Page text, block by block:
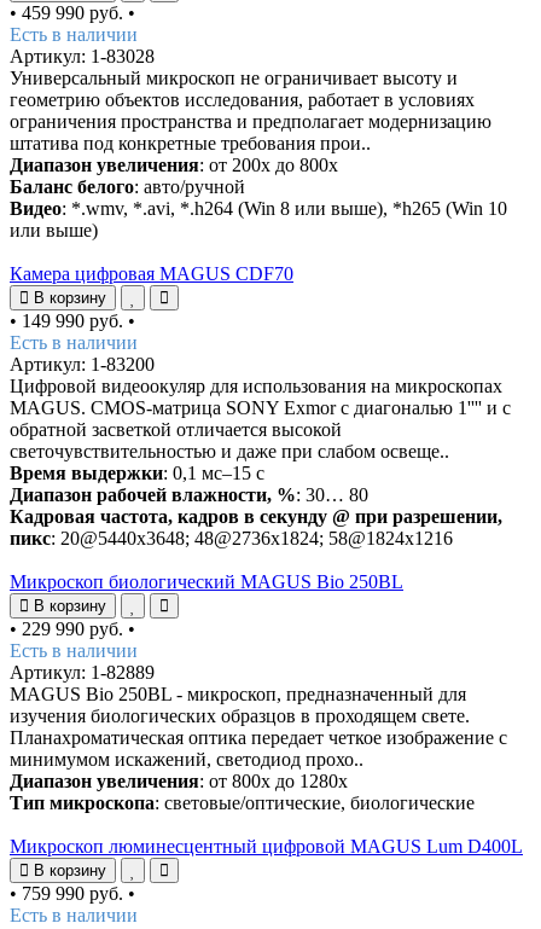
• 459 990 руб. •
Есть в наличии
Артикул: 1-83028
Универсальный микроскоп не ограничивает высоту и
геометрию объектов исследования, работает в условиях
ограничения пространства и предполагает модернизацию
штатива под конкретные требования прои..
Диапазон увеличения: от 200х до 800х
Баланс белого: авто/ручной
Видео: *.wmv, *.avi, *.h264 (Win 8 или выше), *h265 (Win 10
или выше)
Камера цифровая MAGUS CDF70
В корзину
• 149 990 руб. •
Есть в наличии
Артикул: 1-83200
Цифровой видеоокуляр для использования на микроскопах
MAGUS. CMOS-матрица SONY Exmor с диагональю 1'''' и с
обратной засветкой отличается высокой
светочувствительностью и даже при слабом освеще..
Время выдержки: 0,1 мс–15 с
Диапазон рабочей влажности, %: 30… 80
Кадровая частота, кадров в секунду @ при разрешении,
пикс: 20@5440x3648; 48@2736x1824; 58@1824x1216
Микроскоп биологический MAGUS Bio 250BL
В корзину
• 229 990 руб. •
Есть в наличии
Артикул: 1-82889
MAGUS Bio 250BL - микроскоп, предназначенный для
изучения биологических образцов в проходящем свете.
Планахроматическая оптика передает четкое изображение с
минимумом искажений, светодиод прохо..
Диапазон увеличения: от 800х до 1280х
Тип микроскопа: световые/оптические, биологические
Микроскоп люминесцентный цифровой MAGUS Lum D400L
В корзину
• 759 990 руб. •
Есть в наличии